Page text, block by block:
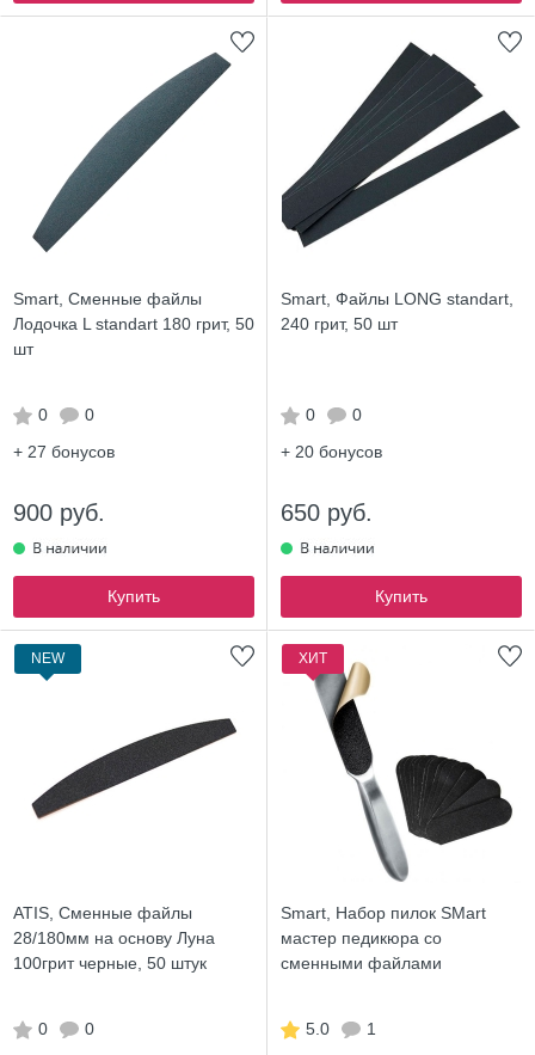
Smart, Сменные файлы
Лодочка L standart 180 грит, 50
шт
0
0
+ 27 бонусов
900 руб.
Купить
Smart, Файлы LONG standart,
240 грит, 50 шт
0
0
+ 20 бонусов
650 руб.
Купить
NEW
ATIS, Сменные файлы
28/180мм на основу Луна
100грит черные, 50 штук
0
0
ХИТ
Smart, Набор пилок SMart
мастер педикюра со
сменными файлами
5.0
1